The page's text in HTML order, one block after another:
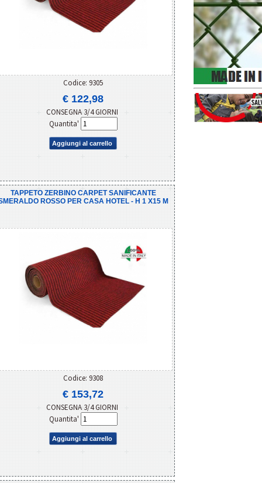
Codice: 9305
€ 122,98
CONSEGNA 3/4 GIORNI
Quantita'
Aggiungi al carrello
TAPPETO ZERBINO CARPET SANIFICANTE
ROSSO PER CASA HOTEL - H 1 X15 M
Codice: 9308
€ 153,72
CONSEGNA 3/4 GIORNI
Quantita'
Aggiungi al carrello